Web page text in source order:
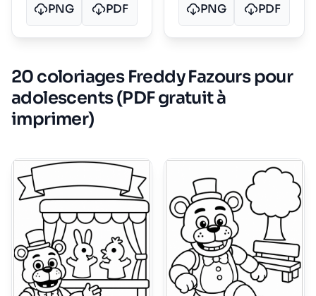
PNG PDF PNG PDF
20 coloriages Freddy Fazours pour
adolescents (PDF gratuit à
imprimer)